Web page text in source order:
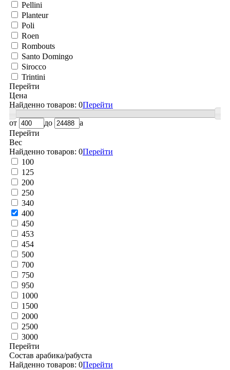
Pellini
Planteur
Poli
Roen
Rombouts
Santo Domingo
Sirocco
Trintini
Перейти
Цена
Найденно товаров: 0Перейти
от до
a
Перейти
Вес
Найденно товаров: 0Перейти
100
125
200
250
340
400
450
453
454
500
700
750
950
1000
1500
2000
2500
3000
Перейти
Состав арабика/рабуста
Найденно товаров: 0Перейти